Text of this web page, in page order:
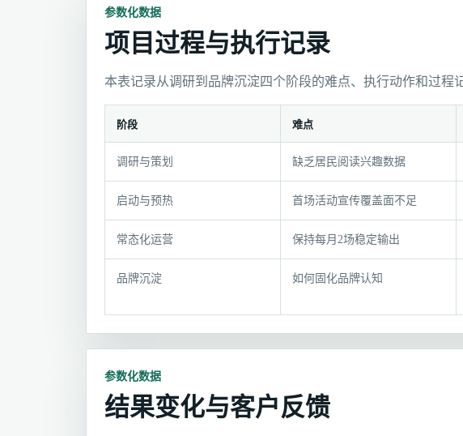
参数化数据
项目过程与执行记录
本表记录从调研到品牌沉淀四个阶段的难点、执行动作和过程
项
阶段 难点
调研与策划 缺乏居民阅读兴趣数据
启动与预热 首场活动宣传覆盖面不足
常态化运营 保持每月2场稳定输出
品牌沉淀 如何固化品牌认知
参数化数据
结果变化与客户反馈